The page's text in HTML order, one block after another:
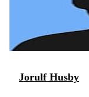
Jorulf Husby